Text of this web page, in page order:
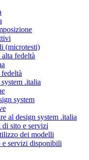
(microtesti)
fedeltà
.italia
system
al design system .italia
sito e servizi
dei modelli
servizi disponibili